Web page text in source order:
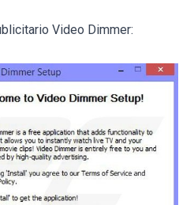
Video Dimmer: